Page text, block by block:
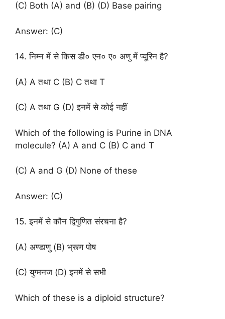
(C) Both (A) and (B) (D) Base pairing
Answer: (C)
14. निम्न में से किस डी० एन० ए० अणु में प्यूरिन है?
(A) A तथा C (B) C तथा T
(C) A तथा G (D) इनमें से कोई नहीं
Which of the following is Purine in DNA
molecule? (A) A and C (B) C and T
(C) A and G (D) None of these
Answer: (C)
15. इनमें से कौन द्विगुणित संरचना है?
(A) अण्डाणु (B) भ्रूण पोष
(C) युग्मनज (D) इनमें से सभी
Which of these is a diploid structure?